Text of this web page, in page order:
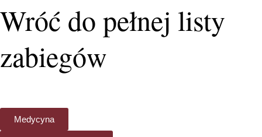
Wróć do pełnej listy
zabiegów
Medycyna